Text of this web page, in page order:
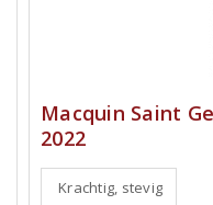
Macquin Saint
2022
Krachtig, stevig